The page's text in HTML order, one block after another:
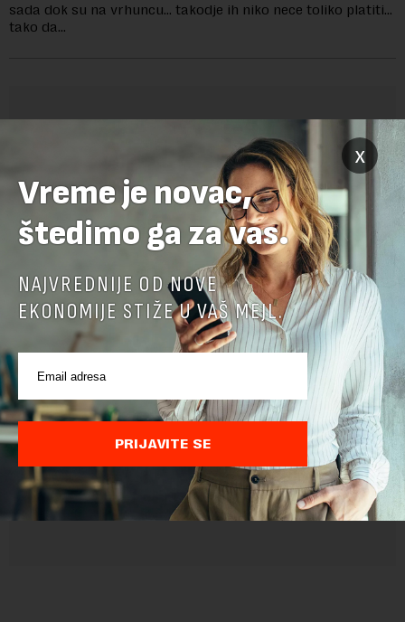
sada dok su na vrhuncu… takodje ih niko nece toliko platiti…
tako da…
OSTAVITE ODGOVOR
Pre slanja komentara, molimo vas da se upoznate sa
pravilima komentarisanja i pravilima korišćenja sajta.
Sajt je zaštićen pomocu reCaptcha i Google.Google Politika
PrivatnostiiGoogle Uslovi Korišćenjasu primenjeni.
x
Vreme je novac,
štedimo ga za vas.
NAJVREDNIJE OD NOVE
EKONOMIJE STIŽE U VAŠ MEJL.
PRIJAVITE SE